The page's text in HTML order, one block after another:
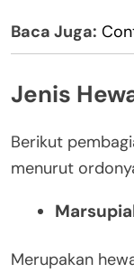
Baca Juga:
Jenis
Berikut
menurut
Merupakan